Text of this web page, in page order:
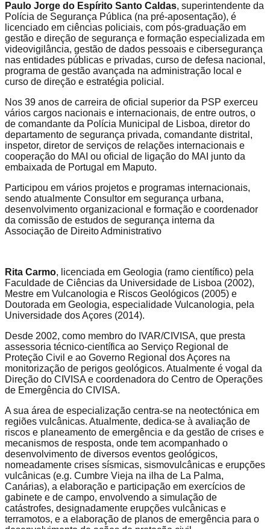
Paulo Jorge do Espírito Santo Caldas, superintendente da
Polícia de Segurança Pública (na pré-aposentação), é
licenciado em ciências policiais, com pós-graduação em
gestão e direção de segurança e formação especializada em
videovigilância, gestão de dados pessoais e cibersegurança
nas entidades públicas e privadas, curso de defesa nacional,
programa de gestão avançada na administração local e
curso de direção e estratégia policial.
Nos 39 anos de carreira de oficial superior da PSP exerceu
vários cargos nacionais e internacionais, de entre outros, o
de comandante da Polícia Municipal de Lisboa, diretor do
departamento de segurança privada, comandante distrital,
inspetor, diretor de serviços de relações internacionais e
cooperação do MAI ou oficial de ligação do MAI junto da
embaixada de Portugal em Maputo.
Participou em vários projetos e programas internacionais,
sendo atualmente Consultor em segurança urbana,
desenvolvimento organizacional e formação e coordenador
da comissão de estudos de segurança interna da
Associação de Direito Administrativo
Rita Carmo, licenciada em Geologia (ramo científico) pela
Faculdade de Ciências da Universidade de Lisboa (2002),
Mestre em Vulcanologia e Riscos Geológicos (2005) e
Doutorada em Geologia, especialidade Vulcanologia, pela
Universidade dos Açores (2014).
Desde 2002, como membro do IVAR/CIVISA, que presta
assessoria técnico-científica ao Serviço Regional de
Proteção Civil e ao Governo Regional dos Açores na
monitorização de perigos geológicos. Atualmente é vogal da
Direção do CIVISA e coordenadora do Centro de Operações
de Emergência do CIVISA.
A sua área de especialização centra-se na neotectónica em
regiões vulcânicas. Atualmente, dedica-se à avaliação de
riscos e planeamento de emergência e da gestão de crises e
mecanismos de resposta, onde tem acompanhado o
desenvolvimento de diversos eventos geológicos,
nomeadamente crises sísmicas, sismovulcânicas e erupções
vulcânicas (e.g. Cumbre Vieja na ilha de La Palma,
Canárias), a elaboração e participação em exercícios de
gabinete e de campo, envolvendo a simulação de
catástrofes, designadamente erupções vulcânicas e
terramotos, e a elaboração de planos de emergência para o